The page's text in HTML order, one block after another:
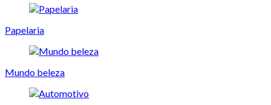
Papelaria
Mundo beleza